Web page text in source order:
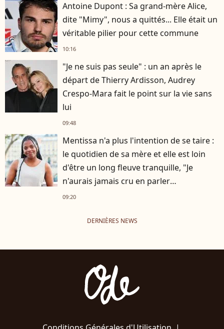
Antoine Dupont : Sa grand-mère Alice,
dite "Mimy", nous a quittés... Elle était un
véritable pilier pour cette commune
10:16
"Je ne suis pas seule" : un an après le
départ de Thierry Ardisson, Audrey
Crespo-Mara fait le point sur la vie sans
lui
09:48
Mentissa n'a plus l'intention de se taire :
le quotidien de sa mère et elle est loin
d'être un long fleuve tranquille, "Je
n'aurais jamais cru en parler
publiquement"
09:20
DERNIÈRES NEWS